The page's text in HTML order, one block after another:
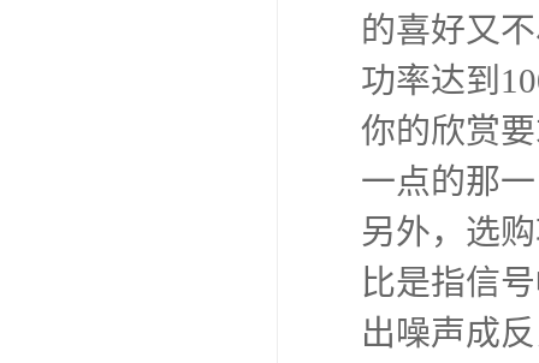
的喜好又
功率达到
你的欣赏
一点的那
另外，选
比是指信
出噪声成